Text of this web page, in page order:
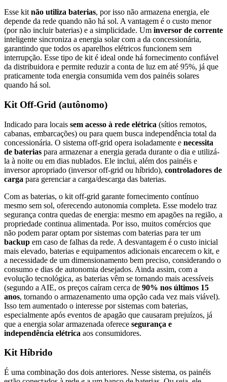
Esse kit não utiliza baterias, por isso não armazena energia, ele
depende da rede quando não há sol. A vantagem é o custo menor
(por não incluir baterias) e a simplicidade. Um inversor de corrente
inteligente sincroniza a energia solar com a da concessionária,
garantindo que todos os aparelhos elétricos funcionem sem
interrupção. Esse tipo de kit é ideal onde há fornecimento confiável
da distribuidora e permite reduzir a conta de luz em até 95%, já que
praticamente toda energia consumida vem dos painéis solares
quando há sol.
Kit Off-Grid (autônomo)
Indicado para locais sem acesso à rede elétrica (sítios remotos,
cabanas, embarcações) ou para quem busca independência total da
concessionária. O sistema off-grid opera isoladamente e necessita
de baterias para armazenar a energia gerada durante o dia e utilizá-
la à noite ou em dias nublados. Ele inclui, além dos painéis e
inversor apropriado (inversor off-grid ou híbrido), controladores de
carga para gerenciar a carga/descarga das baterias.
Com as baterias, o kit off-grid garante fornecimento contínuo
mesmo sem sol, oferecendo autonomia completa. Esse modelo traz
segurança contra quedas de energia: mesmo em apagões na região, a
propriedade continua alimentada. Por isso, muitos comércios que
não podem parar optam por sistemas com baterias para ter um
backup em caso de falhas da rede. A desvantagem é o custo inicial
mais elevado, baterias e equipamentos adicionais encarecem o kit, e
a necessidade de um dimensionamento bem preciso, considerando o
consumo e dias de autonomia desejados. Ainda assim, com a
evolução tecnológica, as baterias vêm se tornando mais acessíveis
(segundo a AIE, os preços caíram cerca de 90% nos últimos 15
anos, tornando o armazenamento uma opção cada vez mais viável).
Isso tem aumentado o interesse por sistemas com baterias,
especialmente após eventos de apagão que causaram prejuízos, já
que a energia solar armazenada oferece segurança e
independência elétrica aos consumidores.
Kit Híbrido
É uma combinação dos dois anteriores. Nesse sistema, os painéis